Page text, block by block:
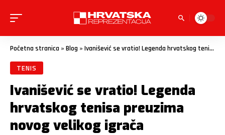
Početna stranica » Blog » Ivanišević se vratio! Legenda hrvatskog tenisa preuzima novog velikog igrača
TENIS
Ivanišević se vratio! Legenda
hrvatskog tenisa preuzima
novog velikog igrača